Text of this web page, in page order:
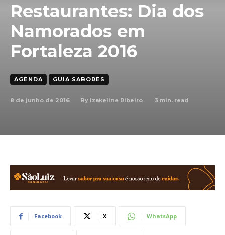
Restaurantes: Dia dos
Namorados em
Fortaleza 2016
AGENDA GUIA SABORES
8 de junho de 2016 By Izakeline Ribeiro 3 min. read
Facebook X WhatsApp